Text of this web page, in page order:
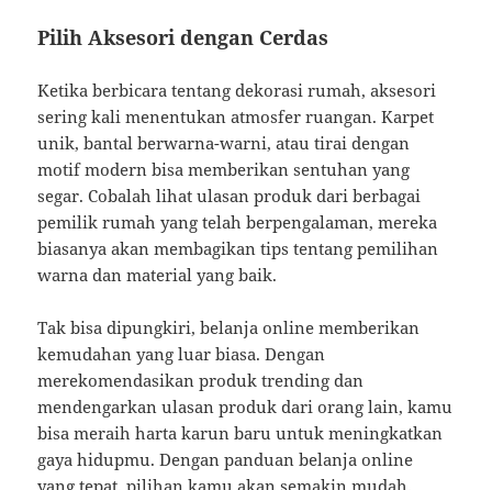
Pilih Aksesori dengan Cerdas
Ketika berbicara tentang dekorasi rumah, aksesori
sering kali menentukan atmosfer ruangan. Karpet
unik, bantal berwarna-warni, atau tirai dengan
motif modern bisa memberikan sentuhan yang
segar. Cobalah lihat ulasan produk dari berbagai
pemilik rumah yang telah berpengalaman, mereka
biasanya akan membagikan tips tentang pemilihan
warna dan material yang baik.
Tak bisa dipungkiri, belanja online memberikan
kemudahan yang luar biasa. Dengan
merekomendasikan produk trending dan
mendengarkan ulasan produk dari orang lain, kamu
bisa meraih harta karun baru untuk meningkatkan
gaya hidupmu. Dengan panduan belanja online